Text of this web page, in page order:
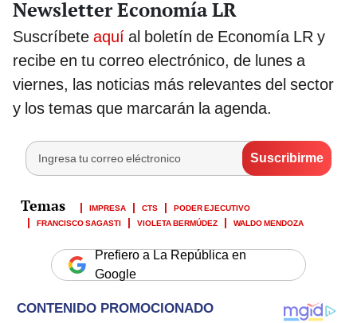
Newsletter Economía LR
Suscríbete aquí al boletín de Economía LR y
recibe en tu correo electrónico, de lunes a
viernes, las noticias más relevantes del sector
y los temas que marcarán la agenda.
IMPRESA CTS
PODER EJECUTIVO
FRANCISCO SAGASTI
VIOLETA BERMÚDEZ WALDO MENDOZA
Prefiero a La República en
Google